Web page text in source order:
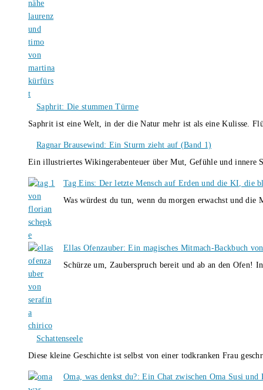
Saphrit: Die stummen Türme
Saphrit ist eine Welt, in der die Natur mehr ist als eine Kulisse.
Ragnar Brausewind: Ein Sturm zieht auf (Band 1)
Ein illustriertes Wikingerabenteuer über Mut, Gefühle und
Tag Eins: Der letzte Mensch auf Erden und die KI, die
Was würdest du tun, wenn du morgen erwachst und
Ellas Ofenzauber: Ein magisches Mitmach-Backbuch
Schürze um, Zauberspruch bereit und ab an den Ofen!
Schattenseele
Diese kleine Geschichte ist selbst von einer todkranken Frau
Oma, was denkst du?: Ein Chat zwischen Oma Susi